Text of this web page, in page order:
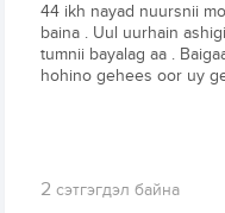
44 ikh nayad nuursnii
baina . Uul uurhain
tumnii bayalag aa .
hohino gehees oor uy
2 сэтгэгдэл байна